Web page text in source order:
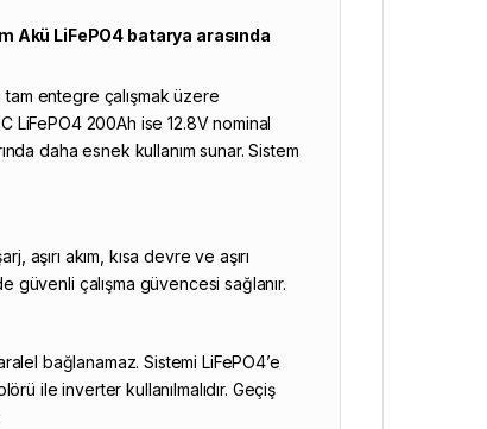
Akü LiFePO4 batarya arasında
tam entegre çalışmak üzere
LiFePO4 200Ah ise 12.8V nominal
daha esnek kullanım sunar. Sistem
aşırı akım, kısa devre ve aşırı
güvenli çalışma güvencesi sağlanır.
bağlanamaz. Sistemi LiFePO4’e
ile inverter kullanılmalıdır. Geçiş